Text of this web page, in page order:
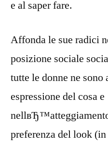
e al saper fare.
Affonda le sue radici
posizione sociale
tutte le donne ne sono
espressione del cosa e
preferenza del look